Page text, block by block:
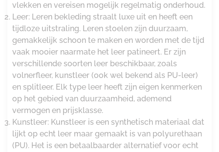
vlekken en vereisen mogelijk regelmatig onderhoud.
Leer: Leren bekleding straalt luxe uit en heeft een
tijdloze uitstraling. Leren stoelen zijn duurzaam,
gemakkelijk schoon te maken en worden met de tijd
vaak mooier naarmate het leer patineert. Er zijn
verschillende soorten leer beschikbaar, zoals
volnerfleer, kunstleer (ook wel bekend als PU-leer)
en splitleer. Elk type leer heeft zijn eigen kenmerken
op het gebied van duurzaamheid, ademend
vermogen en prijsklasse.
Kunstleer: Kunstleer is een synthetisch materiaal dat
lijkt op echt leer maar gemaakt is van polyurethaan
(PU). Het is een betaalbaarder alternatief voor echt